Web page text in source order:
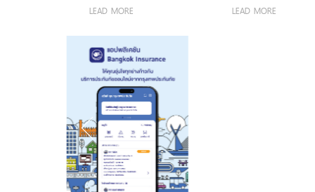
เติบโตอย่างโดด
เจาะกลุ่มรถ
ยอดนิยม
LEAD MORE ภัยจากรถ จำกัด
LEAD MORE